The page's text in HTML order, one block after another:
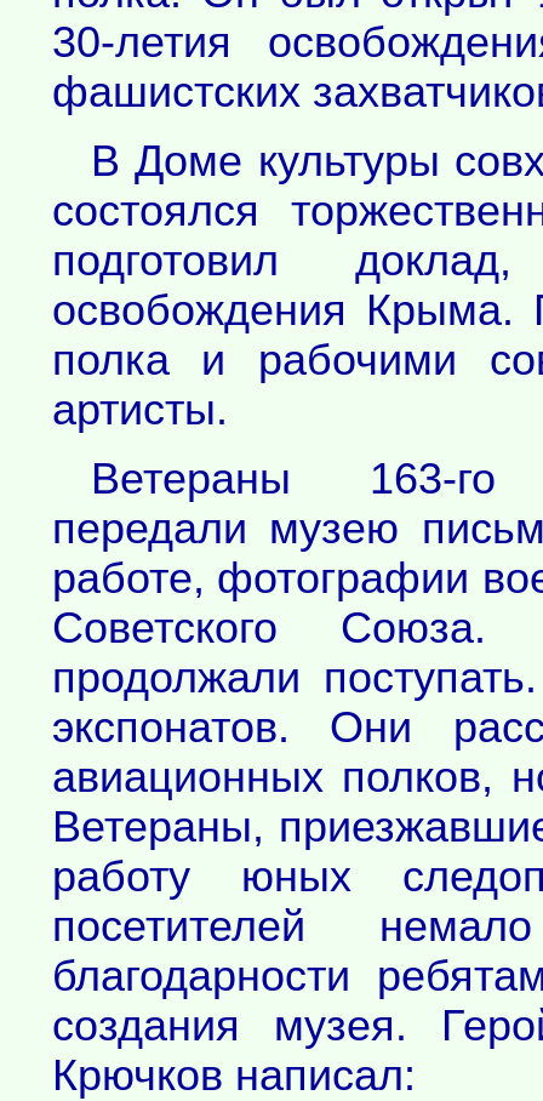
30-летия
фашистских
В Доме культуры
состоялся
подготовил
освобождения Крыма.
полка и рабочими
артисты.
Ветераны 163-го
передали музею
работе, фотографии
Советского
продолжали
экспонатов. Они
авиационных полков,
Ветераны,
работу юных
посетителей
благодарности
создания музея.
Крючков написал: